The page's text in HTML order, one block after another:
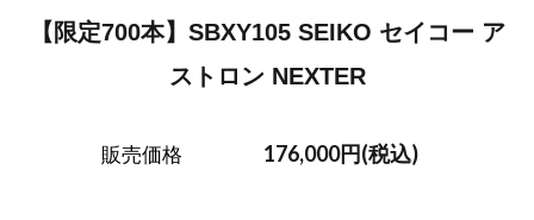
【限定700本】SBXY105 SEIKO セイコー ア
ストロン NEXTER
販売価格 176,000円(税込)